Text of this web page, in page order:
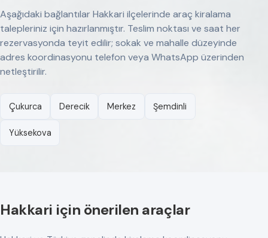
Aşağıdaki bağlantılar Hakkari ilçelerinde araç kiralama
talepleriniz için hazırlanmıştır. Teslim noktası ve saat her
rezervasyonda teyit edilir; sokak ve mahalle düzeyinde
adres koordinasyonu telefon veya WhatsApp üzerinden
netleştirilir.
Çukurca Derecik Merkez Şemdinli
Yüksekova
Hakkari için önerilen araçlar